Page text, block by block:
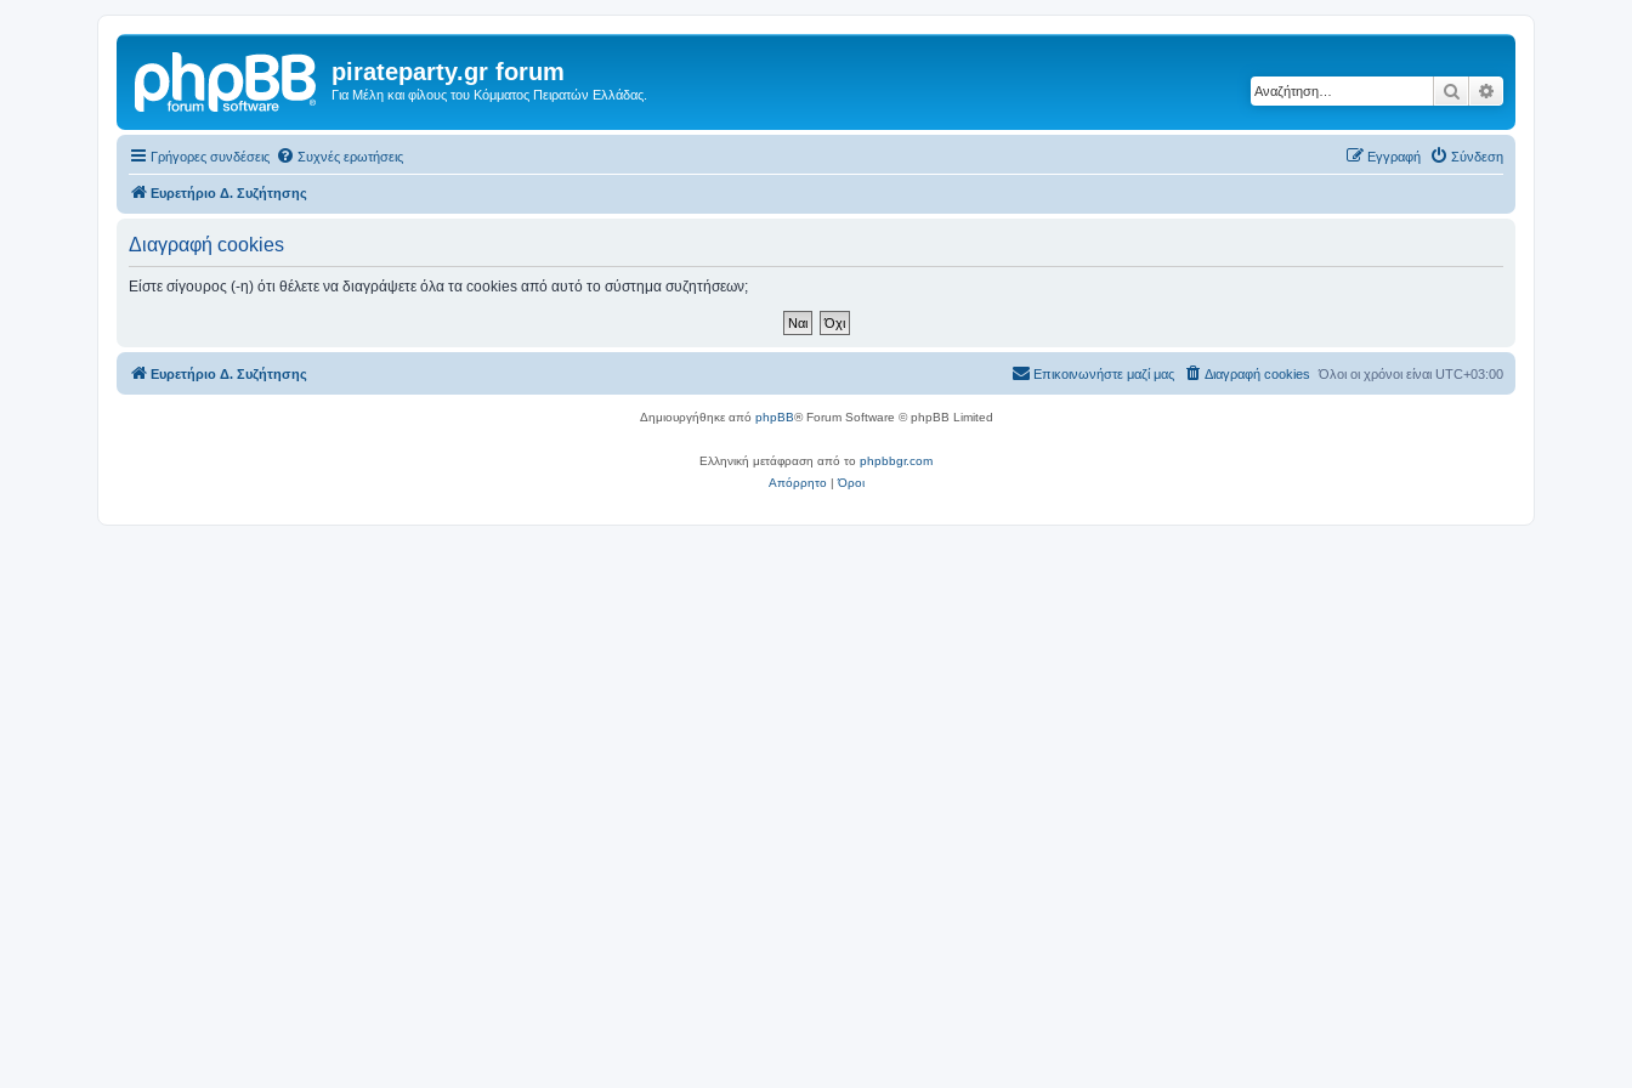
pirateparty.gr forum
Για Μέλη και φίλους του Κόμματος Πειρατών Ελλάδας. Αναζήτηση
Γρήγορες συνδέσεις Συχνές ερωτήσεις Σύνδεση
Εγγραφή
Ευρετήριο Δ. Συζήτησης
Διαγραφή cookies
Είστε σίγουρος (-η) ότι θέλετε να διαγράψετε όλα τα cookies από αυτό το σύστημα συζητήσεων;
Ευρετήριο Δ. Συζήτησης Όλοι οι χρόνοι είναι UTC+03:00
Διαγραφή cookies
Επικοινωνήστε μαζί μας
Δημιουργήθηκε από phpBB® Forum Software © phpBB Limited
Ελληνική μετάφραση από το phpbbgr.com
Απόρρητο|Όροι